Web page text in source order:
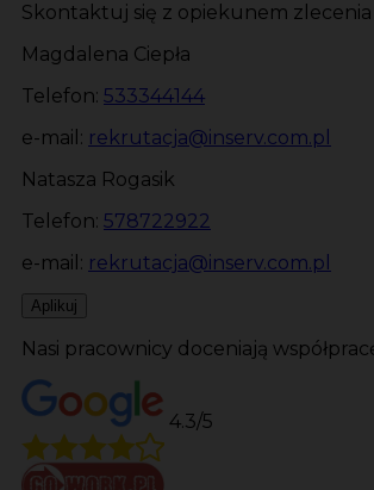
Skontaktuj się z opiekunem zlecenia
Magdalena Ciepła
Telefon: 533344144
e-mail: rekrutacja@inserv.com.pl
Natasza Rogasik
Telefon: 578722922
e-mail: rekrutacja@inserv.com.pl
Aplikuj
Nasi pracownicy doceniają
4.3/5